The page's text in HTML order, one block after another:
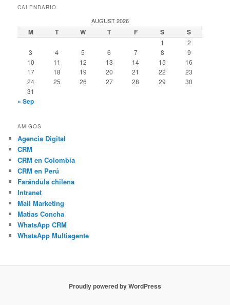
CALENDARIO
AUGUST 2026
M T W T F S S
1
2
3
4 5 6 7 8
9
10
11 12 13 14 15
16
17
18 19 20 21 22
23
24
25 26 27 28 29
30
31
« Sep
AMIGOS
Agencia Digital
CRM
CRM en Colombia
CRM en Perú
Farándula chilena
Intranet
Mail Marketing
Matias Concha
WhatsApp CRM
WhatsApp Multiagente
Proudly powered by WordPress